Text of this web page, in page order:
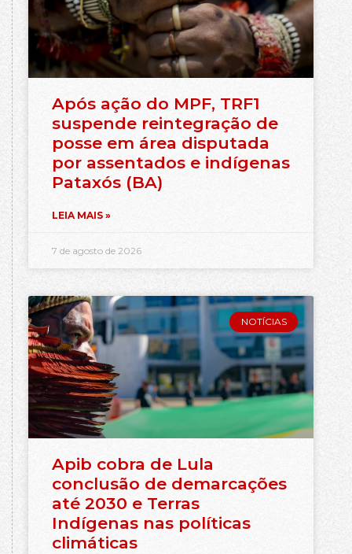
Após ação do MPF, TRF1
suspende reintegração de
posse em área disputada
por assentados e indígenas
Pataxós (BA)
LEIA MAIS »
7 de agosto de 2026
NOTÍCIAS
Apib cobra de Lula
conclusão de demarcações
até 2030 e Terras
Indígenas nas políticas
climáticas